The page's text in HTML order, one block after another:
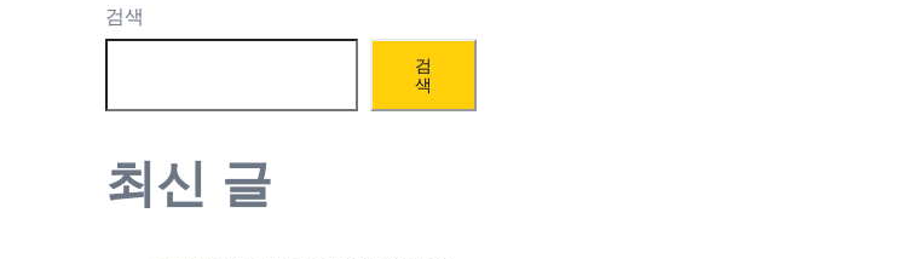
검색
검
색
최신 글